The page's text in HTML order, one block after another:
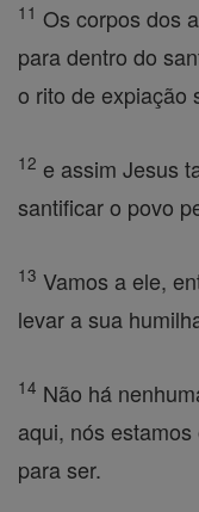
11 Os corpos dos
para dentro do
o rito de expiação
12 e assim Jesus
santificar o povo
13 Vamos a ele,
levar a sua
14 Não há
aqui, nós
para ser.